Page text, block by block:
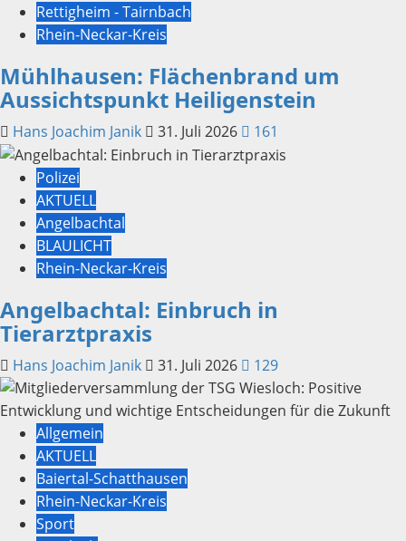
Rettigheim - Tairnbach
Rhein-Neckar-Kreis
Mühlhausen: Flächenbrand um
Aussichtspunkt Heiligenstein
Hans Joachim Janik 31. Juli 2026 161
Polizei
AKTUELL
Angelbachtal
BLAULICHT
Rhein-Neckar-Kreis
Angelbachtal: Einbruch in
Tierarztpraxis
Hans Joachim Janik 31. Juli 2026 129
Allgemein
AKTUELL
Baiertal-Schatthausen
Rhein-Neckar-Kreis
Sport